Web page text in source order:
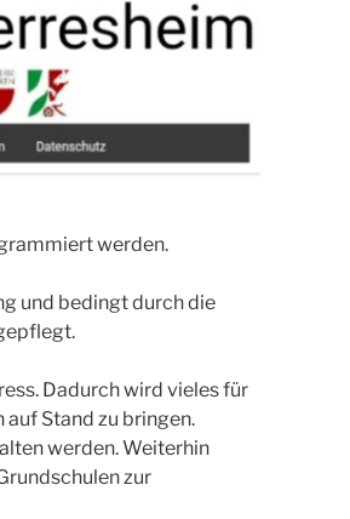
werden.
und bedingt durch die
Dadurch wird vieles für
auf Stand zu bringen.
werden. Weiterhin
zur